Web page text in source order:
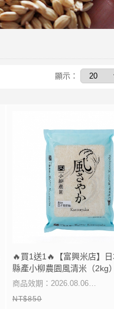
顯示：
🔥買1送1🔥【富興米店】
縣產小柳農園風清米（2kg）
商品效期：2026.08.06
NT$850